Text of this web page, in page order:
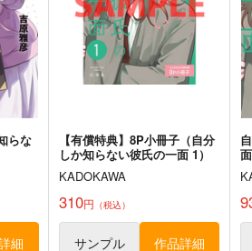
(9)
さよならレール&レンタカー
細
825円（税込）
サンプル 作品詳細
らな
細
【有償特典】8P小冊子（自分
しか知らない彼氏の一面 1）
KADOKAWA
310円 （税込）
サンプル 作品詳細